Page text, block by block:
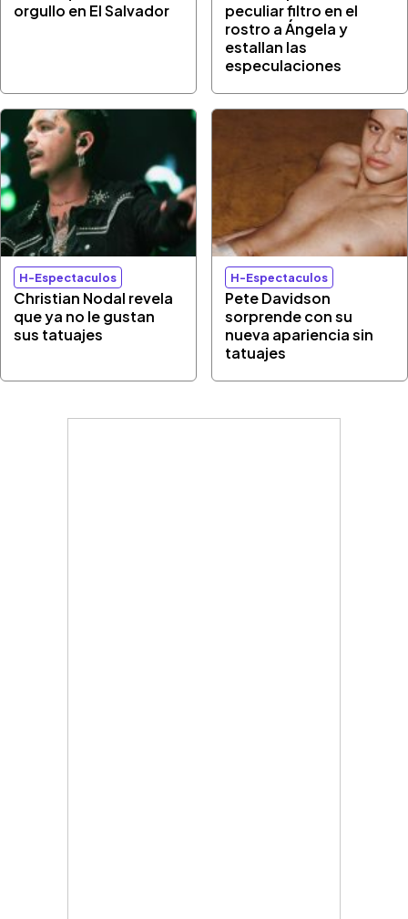
orgullo en El Salvador
peculiar filtro en el
rostro a Ángela y
estallan las
especulaciones
H-Espectaculos
Christian Nodal revela
que ya no le gustan
sus tatuajes
H-Espectaculos
Pete Davidson
sorprende con su
nueva apariencia sin
tatuajes